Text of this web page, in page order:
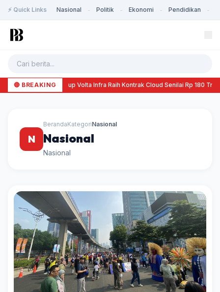
⚡ Quick Links Nasional - Politik - Ekonomi - Pendidikan -
🔴 BREAKINGStartup Volta Infra Raih Kontrak Cloud Senilai Rp 180
N
BerandaKategoriNasional
Nasional
Nasional